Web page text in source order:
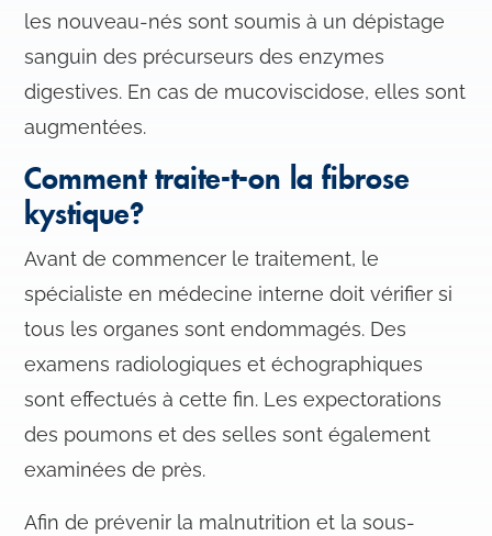
les nouveau-nés sont soumis à un dépistage
sanguin des précurseurs des enzymes
digestives. En cas de mucoviscidose, elles sont
augmentées.
Comment traite-t-on la fibrose
kystique?
Avant de commencer le traitement, le
spécialiste en médecine interne doit vérifier si
tous les organes sont endommagés. Des
examens radiologiques et échographiques
sont effectués à cette fin. Les expectorations
des poumons et des selles sont également
examinées de près.
Afin de prévenir la malnutrition et la sous-